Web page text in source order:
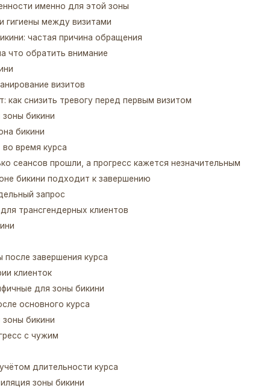
именно для этой зоны
гигиены между визитами
частая причина обращения
что обратить внимание
визитов
как снизить тревогу перед первым визитом
бикини
бикини
время курса
сеансов прошли, а прогресс кажется незначительным
бикини подходит к завершению
запрос
трансгендерных клиентов
завершения курса
клиенток
для зоны бикини
основного курса
бикини
с чужим
длительности курса
зоны бикини